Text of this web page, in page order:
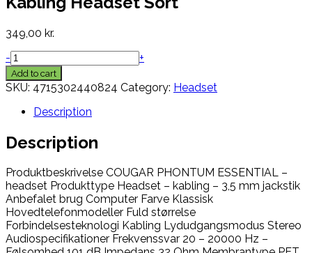
349,00 kr.
-
+
Add to cart
SKU: 4715302440824 Category: Headset
Description
Description
Produktbeskrivelse COUGAR PHONTUM ESSENTIAL –
headset Produkttype Headset – kabling – 3,5 mm jackstik
Anbefalet brug Computer Farve Klassisk
Hovedtelefonmodeller Fuld størrelse
Forbindelsesteknologi Kabling Lydudgangsmodus Stereo
Audiospecifikationer Frekvenssvar 20 – 20000 Hz –